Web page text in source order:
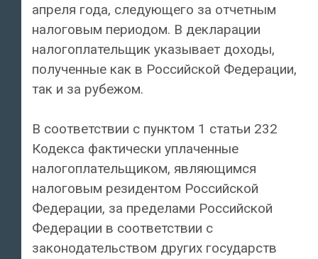
апреля года, следующего за отчетным
налоговым периодом. В декларации
налогоплательщик указывает доходы,
полученные как в Российской Федерации,
так и за рубежом.
В соответствии с пунктом 1 статьи 232
Кодекса фактически уплаченные
налогоплательщиком, являющимся
налоговым резидентом Российской
Федерации, за пределами Российской
Федерации в соответствии с
законодательством других государств